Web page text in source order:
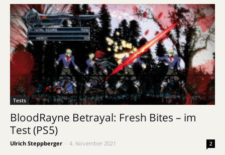
Tests
BloodRayne Betrayal: Fresh Bites – im
Test (PS5)
Ulrich Steppberger 4. November 2021 2